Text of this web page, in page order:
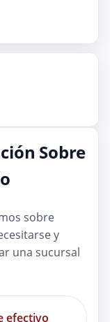
Sobre
sobre
y
una sucursal
efectivo